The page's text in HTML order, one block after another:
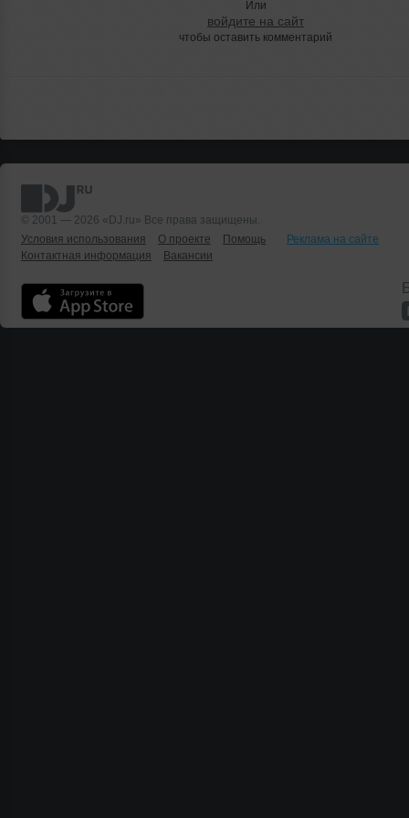
Или
войдите на сайт
чтобы оставить комментарий
© 2001 — 2026 «DJ.ru» Все права защищены.
Условия использования
О проекте Помощь
Реклама на сайте
Контактная информация
Вакансии